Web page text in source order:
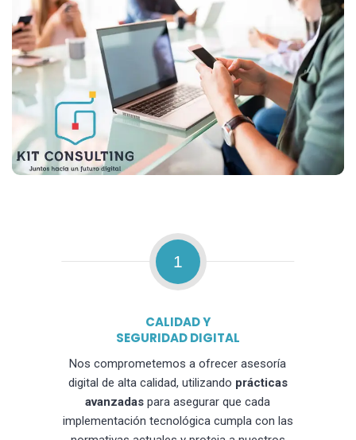
1
CALIDAD Y
SEGURIDAD DIGITAL
Nos comprometemos a ofrecer asesoría
digital de alta calidad, utilizando prácticas
avanzadas para asegurar que cada
implementación tecnológica cumpla con las